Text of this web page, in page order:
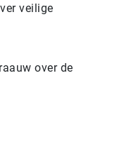
veilige
over de